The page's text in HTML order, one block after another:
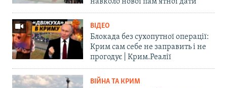
навколо нової пам'ятної дати
ВІДЕО
Блокада без сухопутної операції:
Крим сам себе не заправить і не
прогодує | Крим.Реалії
ВІЙНА ТА КРИМ